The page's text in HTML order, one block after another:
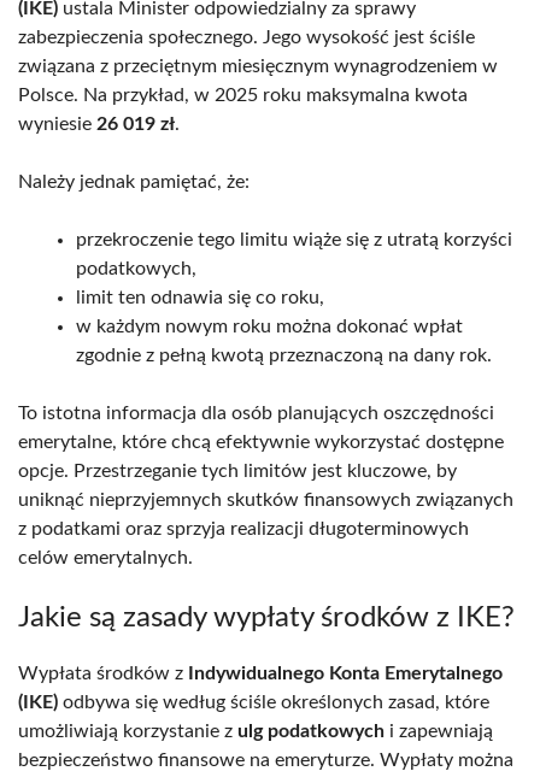
(IKE) ustala Minister odpowiedzialny za sprawy
zabezpieczenia społecznego. Jego wysokość jest ściśle
związana z przeciętnym miesięcznym wynagrodzeniem w
Polsce. Na przykład, w 2025 roku maksymalna kwota
wyniesie 26 019 zł.
Należy jednak pamiętać, że:
przekroczenie tego limitu wiąże się z utratą korzyści
podatkowych,
limit ten odnawia się co roku,
w każdym nowym roku można dokonać wpłat
zgodnie z pełną kwotą przeznaczoną na dany rok.
To istotna informacja dla osób planujących oszczędności
emerytalne, które chcą efektywnie wykorzystać dostępne
opcje. Przestrzeganie tych limitów jest kluczowe, by
uniknąć nieprzyjemnych skutków finansowych związanych
z podatkami oraz sprzyja realizacji długoterminowych
celów emerytalnych.
Jakie są zasady wypłaty środków z IKE?
Wypłata środków z
Indywidualnego Konta Emerytalnego
(IKE) odbywa się według ściśle określonych zasad, które
umożliwiają korzystanie z ulg podatkowych i zapewniają
bezpieczeństwo finansowe na emeryturze. Wypłaty można